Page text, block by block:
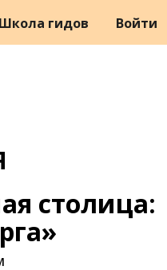
Школа гидов Войти
столица:
»